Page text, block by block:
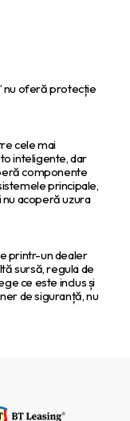
nu oferă protecție
cele mai
inteligente, dar
componente
principale,
acoperă uzura
printr-un dealer
sursă, regula de
ce este inclus și
de siguranță, nu